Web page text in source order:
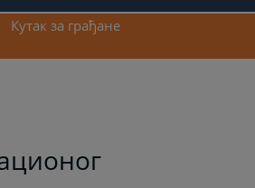
Кутак за грађане